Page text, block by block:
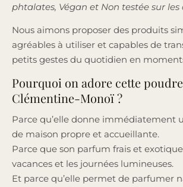
phtalates, Végan et Non testée sur
Nous aimons proposer des produits
agréables à utiliser et capables de
petits gestes du quotidien en
Pourquoi on adore cette
Clémentine-Monoï ?
Parce qu’elle donne immédiatement
de maison propre et accueillante.
Parce que son parfum frais et
vacances et les journées lumineuses.
Et parce qu’elle permet de parfumer